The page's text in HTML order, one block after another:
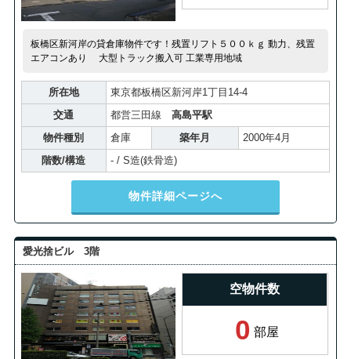
板橋区新河岸の貸倉庫物件です！残置リフト５００ｋｇ 動力、残置
エアコンあり 大型トラック搬入可 工業専用地域
所在地
東京都板橋区新河岸1丁目14-4
交通
都営三田線 高島平駅
物件種別
倉庫 築年月
2000年4月
階数/構造
- / S造(鉄骨造)
物件詳細ページへ
愛光捨ビル 3階
空物件数
0 部屋